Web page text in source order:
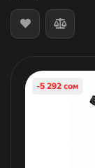
-5 292 сом